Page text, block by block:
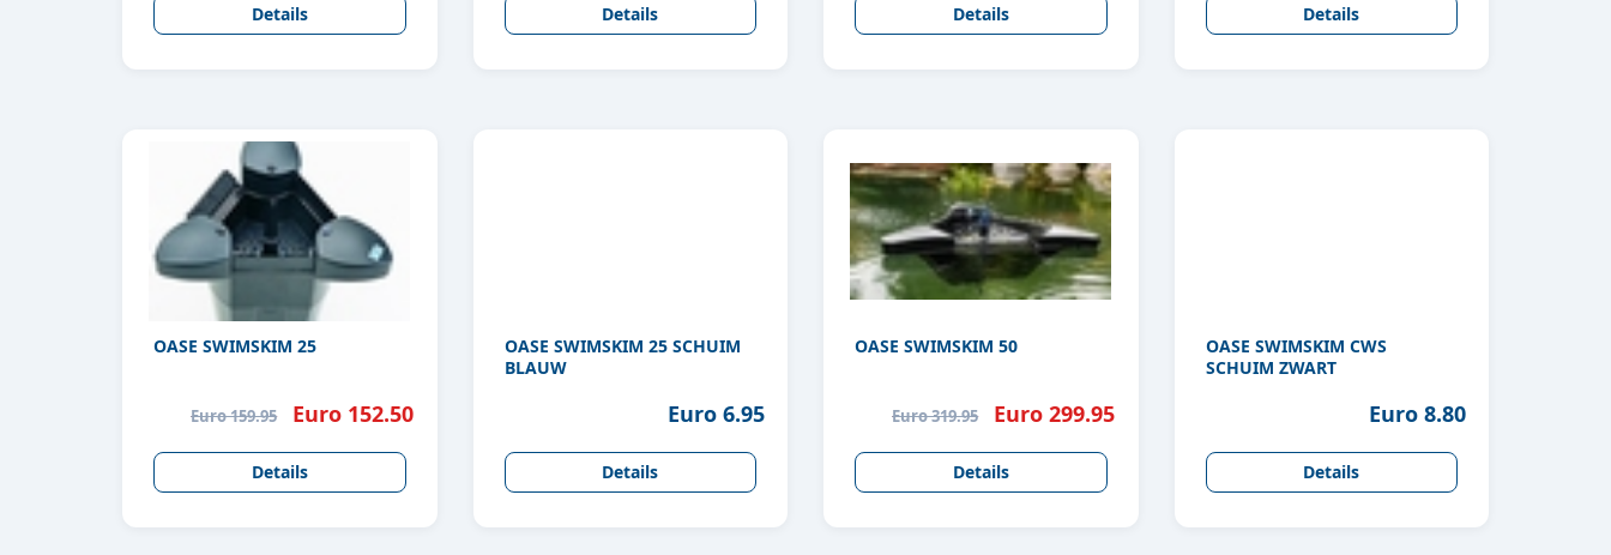
Details Details Details Details
OASE SWIMSKIM 25
Euro 159.95 Euro 152.50
Details
OASE SWIMSKIM 25 SCHUIM
BLAUW
Euro 6.95
Details
OASE SWIMSKIM 50
Euro 319.95 Euro 299.95
Details
OASE SWIMSKIM CWS
SCHUIM ZWART
Euro 8.80
Details